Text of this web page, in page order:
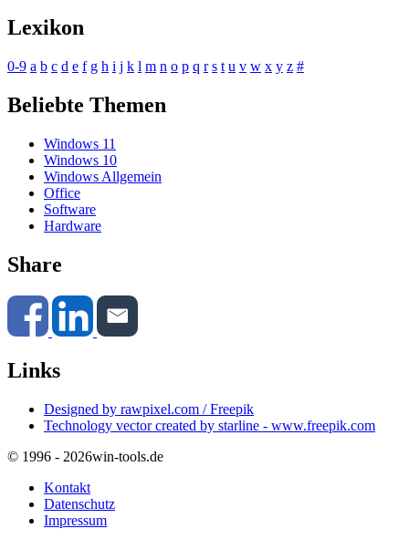
Lexikon
0-9 a b c d e f g h i j k l m n o p q r s t u v w x y z #
Beliebte Themen
Windows 11
Windows 10
Windows Allgemein
Office
Software
Hardware
Share
Links
Designed by rawpixel.com / Freepik
Technology vector created by starline - www.freepik.com
© 1996 - 2026win-tools.de
Kontakt
Datenschutz
Impressum